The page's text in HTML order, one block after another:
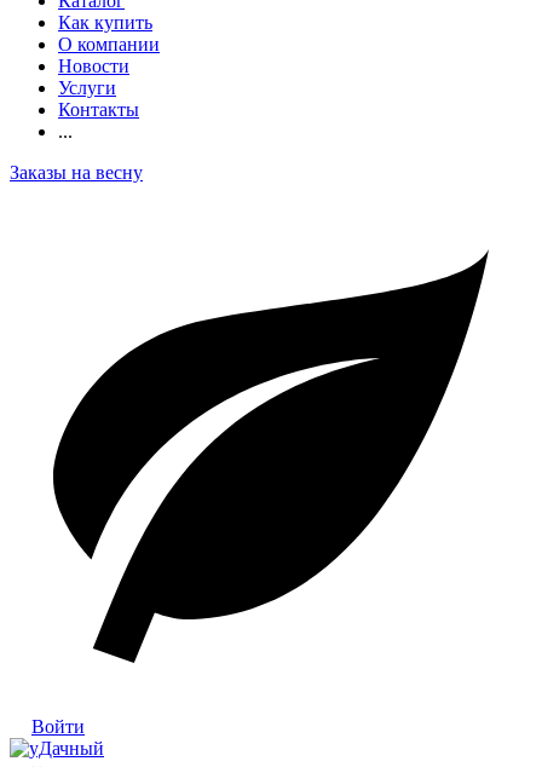
Как купить
О компании
Новости
Услуги
Контакты
...
Заказы на весну
Войти